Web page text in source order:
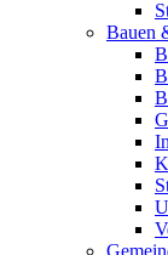
Bauen